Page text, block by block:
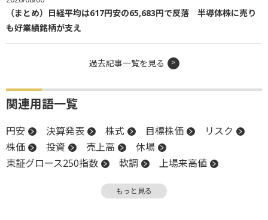
（まとめ）日経平均は617円安の65,683円で反落 半導体株に売り
も好業績銘柄が支え
過去記事一覧を見る
関連用語一覧
円安 決算発表 株式 目標株価
リスク
株価
投資 売上高
休場
東証グロース250指数
軟調
上場来高値
株価指数 決算
もっと見る